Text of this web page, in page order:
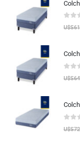
out
U$S
out
U$S
out
U$S